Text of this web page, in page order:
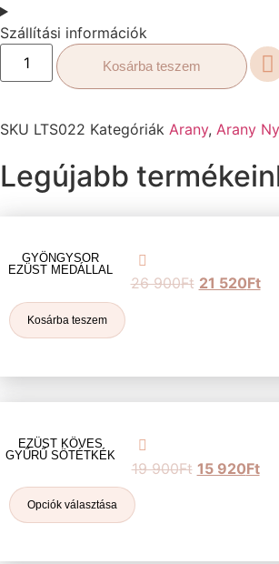
Szállítási információk
Kosárba teszem
SKU LTS022 Kategóriák Arany, Arany
Legújabb
GYÖNGYSOR
EZÜST MEDÁLLAL
26 900Ft 21 520Ft
Kosárba teszem
EZÜST KÖVES
GYŰRŰ SÖTÉTKÉK
19 900Ft 15 920Ft
Opciók választása